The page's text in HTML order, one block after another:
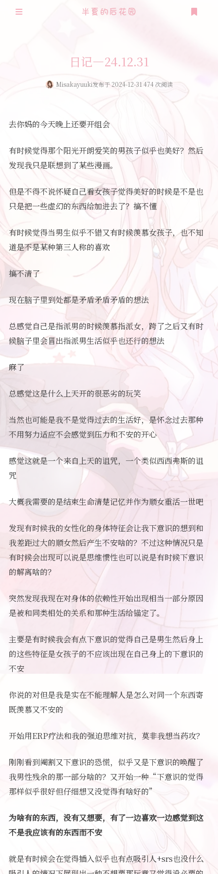
半夏的后花园
日记—24.12.31
Misakayuuki发布于 2024-12-31 474 次阅读
去你妈的今天晚上还要开组会
有时候觉得那个阳光开朗爱笑的男孩子似乎也美好？然后
发现我只是联想到了某些漫画。
但是不得不说怀疑自己看女孩子觉得美好的时候是不是也
只是把一些虚幻的东西给加进去了？搞不懂
有时候觉得当男生似乎不错又有时候羡慕女孩子，也不知
道是不是某种第三人称的喜欢
搞不清了
现在脑子里到处都是矛盾矛盾矛盾的想法
总感觉自己是指派男的时候羡慕指派女，跨了之后又有时
候脑子里会冒出指派男生活似乎也还行的想法
麻了
总感觉这是什么上天开的很恶劣的玩笑
当然也可能是我不是觉得过去的生活好，是怀念过去那种
不用努力适应不会感觉到压力和不安的开心
感觉这就是一个来自上天的诅咒，一个类似西西弗斯的诅
咒
大概我需要的是结束生命清楚记忆并作为顺女重活一世吧
发现有时候我的女性化的身体特征会让我下意识的想到和
我差距过大的顺女然后产生不安啥的？不过这种情况只是
有时候会出现可以说是思维惯性也可以说是有时候下意识
的解离啥的？
突然发现我现在对身体的依赖性开始出现相当一部分原因
是被和同类相处的关系和那种生活给锚定了。
主要是有时候我会有点下意识的觉得自己是男生然后身上
的这些特征是女孩子的不应该出现在自己身上的下意识的
不安
你说的对但是我是实在不能理解人是怎么对同一个东西寄
既羡慕又不安的
开始用ERP疗法和我的强迫思维对抗，莫非我想当药攻？
刚刚看到阉割又下意识的恐慌，似乎又是下意识的唤醒了
我男性残余的那一部分啥的？又开始一种“下意识的觉得
那样似乎很好但仔细想又没觉得有啥好的”
为啥有的东西，没有又想要，有了一边喜欢一边感觉到这
不是我应该有的东西而不安
就是有时候会在觉得插入似乎也有点吸引人+srs也没什么